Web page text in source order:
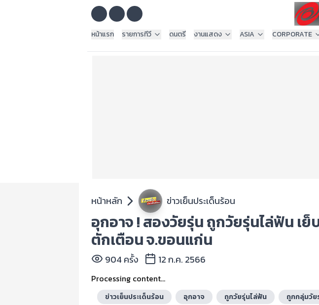
หน้าแรก
รายการทีวี ดนตรี งานแสดง ASIA CORPORATE
หน้าหลัก ข่าวเย็นประเด็นร้อน
อุกอาจ ! สองวัยรุ่น ถูกวัยรุ่นไล่ฟัน เย็
ตักเตือน จ.ขอนแก่น
904 ครั้ง 12 ก.ค. 2566
Processing content...
ข่าวเย็นประเด็นร้อน อุกอาจ ถูกวัยรุ่นไล่ฟัน ถูกกลุ่มวัย